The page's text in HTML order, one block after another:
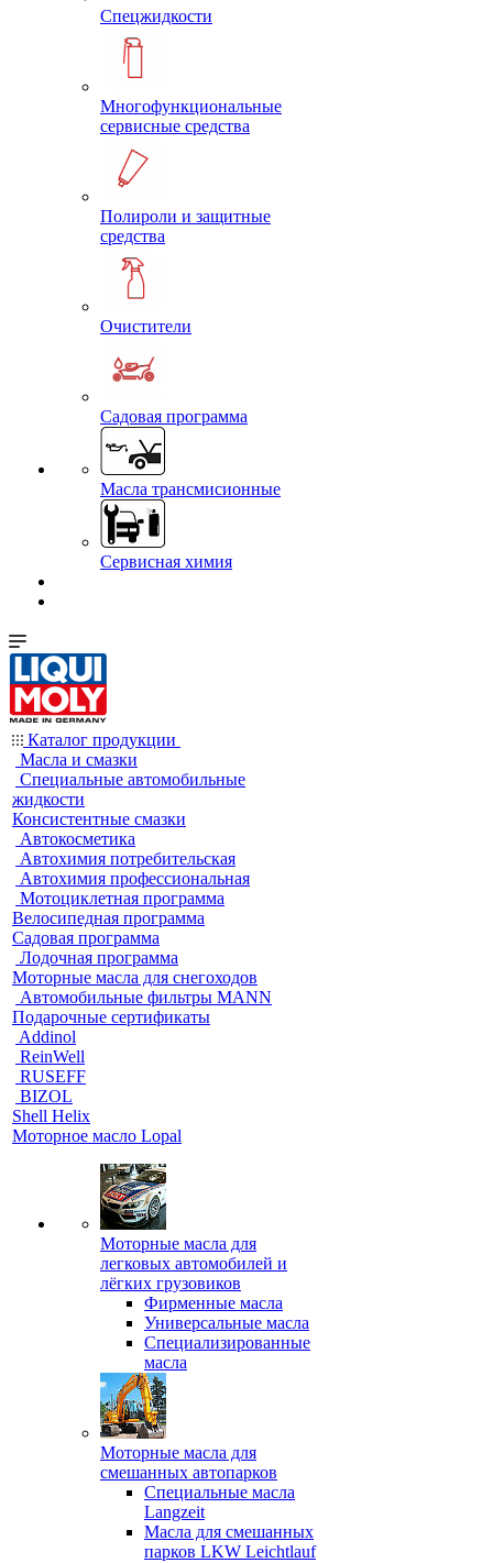
Спецжидкости
Многофункциональные
сервисные средства
Полироли и защитные
средства
Очистители
Садовая программа
Масла трансмисионные
Сервисная химия
Каталог продукции
Масла и смазки
Специальные автомобильные
жидкости
Консистентные смазки
Автокосметика
Автохимия потребительская
Автохимия профессиональная
Мотоциклетная программа
Велосипедная программа
Садовая программа
Лодочная программа
Моторные масла для снегоходов
Автомобильные фильтры MANN
Подарочные сертификаты
Addinol
ReinWell
RUSEFF
BIZOL
Shell Helix
Моторное масло Lopal
Моторные масла для
легковых автомобилей и
лёгких грузовиков
Фирменные масла
Универсальные масла
Специализированные
масла
Моторные масла для
смешанных автопарков
Специальные масла
Langzeit
Масла для смешанных
парков LKW Leichtlauf